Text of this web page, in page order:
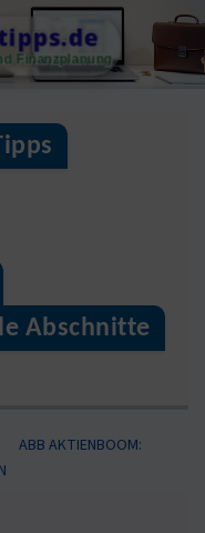
Finanzplanung
Abschnitte
ABB AKTIENBOOM: